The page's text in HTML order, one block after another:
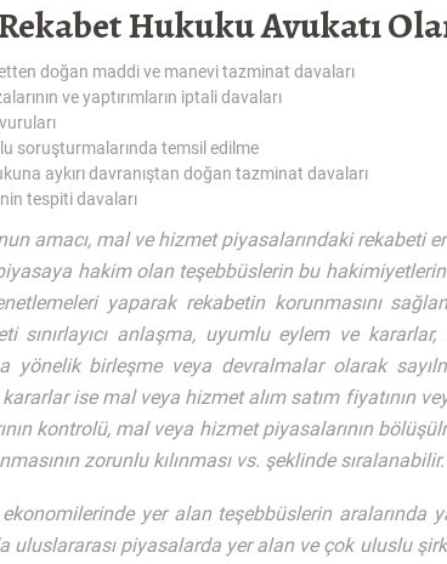
Hukuku Avukatı
doğan maddi ve manevi tazminat davaları
ve yaptırımların iptali davaları
soruşturmalarında temsil edilme
aykırı davranıştan doğan tazminat davaları
tespiti davaları
amacı, mal ve hizmet piyasalarındaki rekabeti
hakim olan teşebbüslerin bu
yaparak rekabetin korunmasını
sınırlayıcı anlaşma, uyumlu eylem ve
yönelik birleşme veya devralmalar olarak
ise mal veya hizmet alım satım fiyatının
kontrolü, mal veya hizmet piyasalarının
zorunlu kılınması vs. şeklinde
ekonomilerinde yer alan teşebbüslerin aralarında
uluslararası piyasalarda yer alan ve çok uluslu